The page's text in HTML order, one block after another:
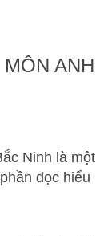
ANH
Ninh là một
đọc hiểu